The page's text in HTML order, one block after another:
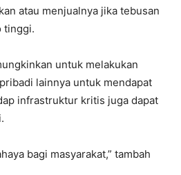
atau menjualnya jika tebusan
tinggi.
untuk melakukan
lainnya untuk mendapat
infrastruktur kritis juga dapat
bagi masyarakat,” tambah